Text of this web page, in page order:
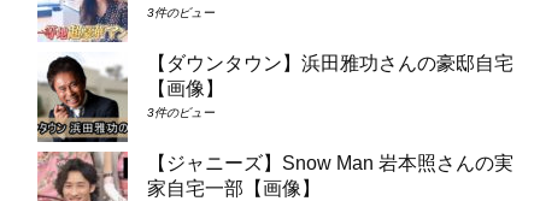
3件のビュー
【ダウンタウン】浜田雅功さんの豪邸自宅
【画像】
3件のビュー
【ジャニーズ】Snow Man 岩本照さんの実
家自宅一部【画像】